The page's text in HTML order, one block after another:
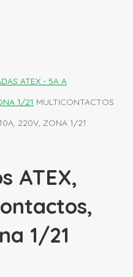
ATEX - 5A A
1/21 MULTICONTACTOS
220V, ZONA 1/21
ATEX,
1/21